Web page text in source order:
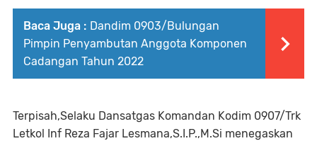
Baca Juga : Dandim 0903/Bulungan
Pimpin Penyambutan Anggota Komponen
Cadangan Tahun 2022
Terpisah,Selaku Dansatgas Komandan Kodim 0907/Trk
Letkol Inf Reza Fajar Lesmana,S.I.P.,M.Si menegaskan